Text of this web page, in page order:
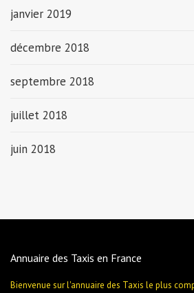
janvier 2019
décembre 2018
septembre 2018
juillet 2018
juin 2018
Annuaire des Taxis en France
Bienvenue sur l'annuaire des Taxis le plus